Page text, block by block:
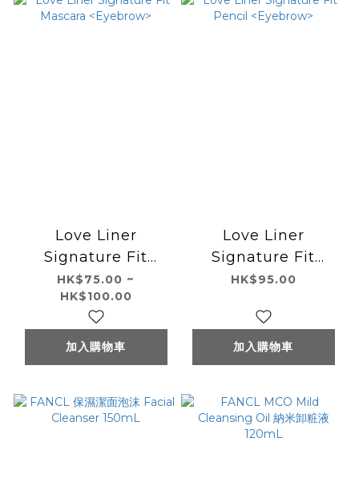
Love Liner
Signature Fit
Mascara
<Eyebrow>
HK$75.00 ~
HK$100.00
加入購物車
Love Liner
Signature Fit
Pencil <Eyebrow>
HK$95.00
加入購物車